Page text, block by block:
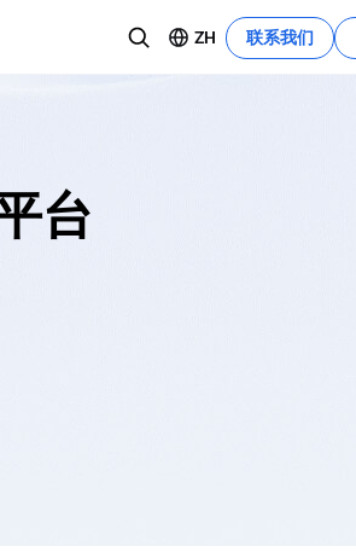
ZH 联系我们
台